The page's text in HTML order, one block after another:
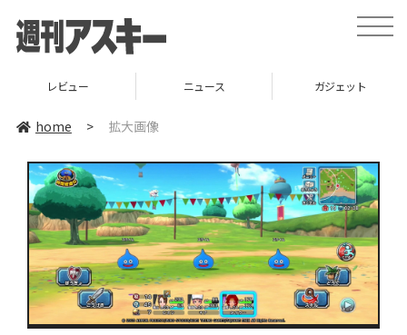
toggle
レビュー ニュース ガジェット
home > 拡大画像